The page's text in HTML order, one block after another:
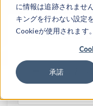
に情報は追跡されませ
キングを行わない設定
Cookieが使用されます。
承諾
COMSOL
ページ当たり表示